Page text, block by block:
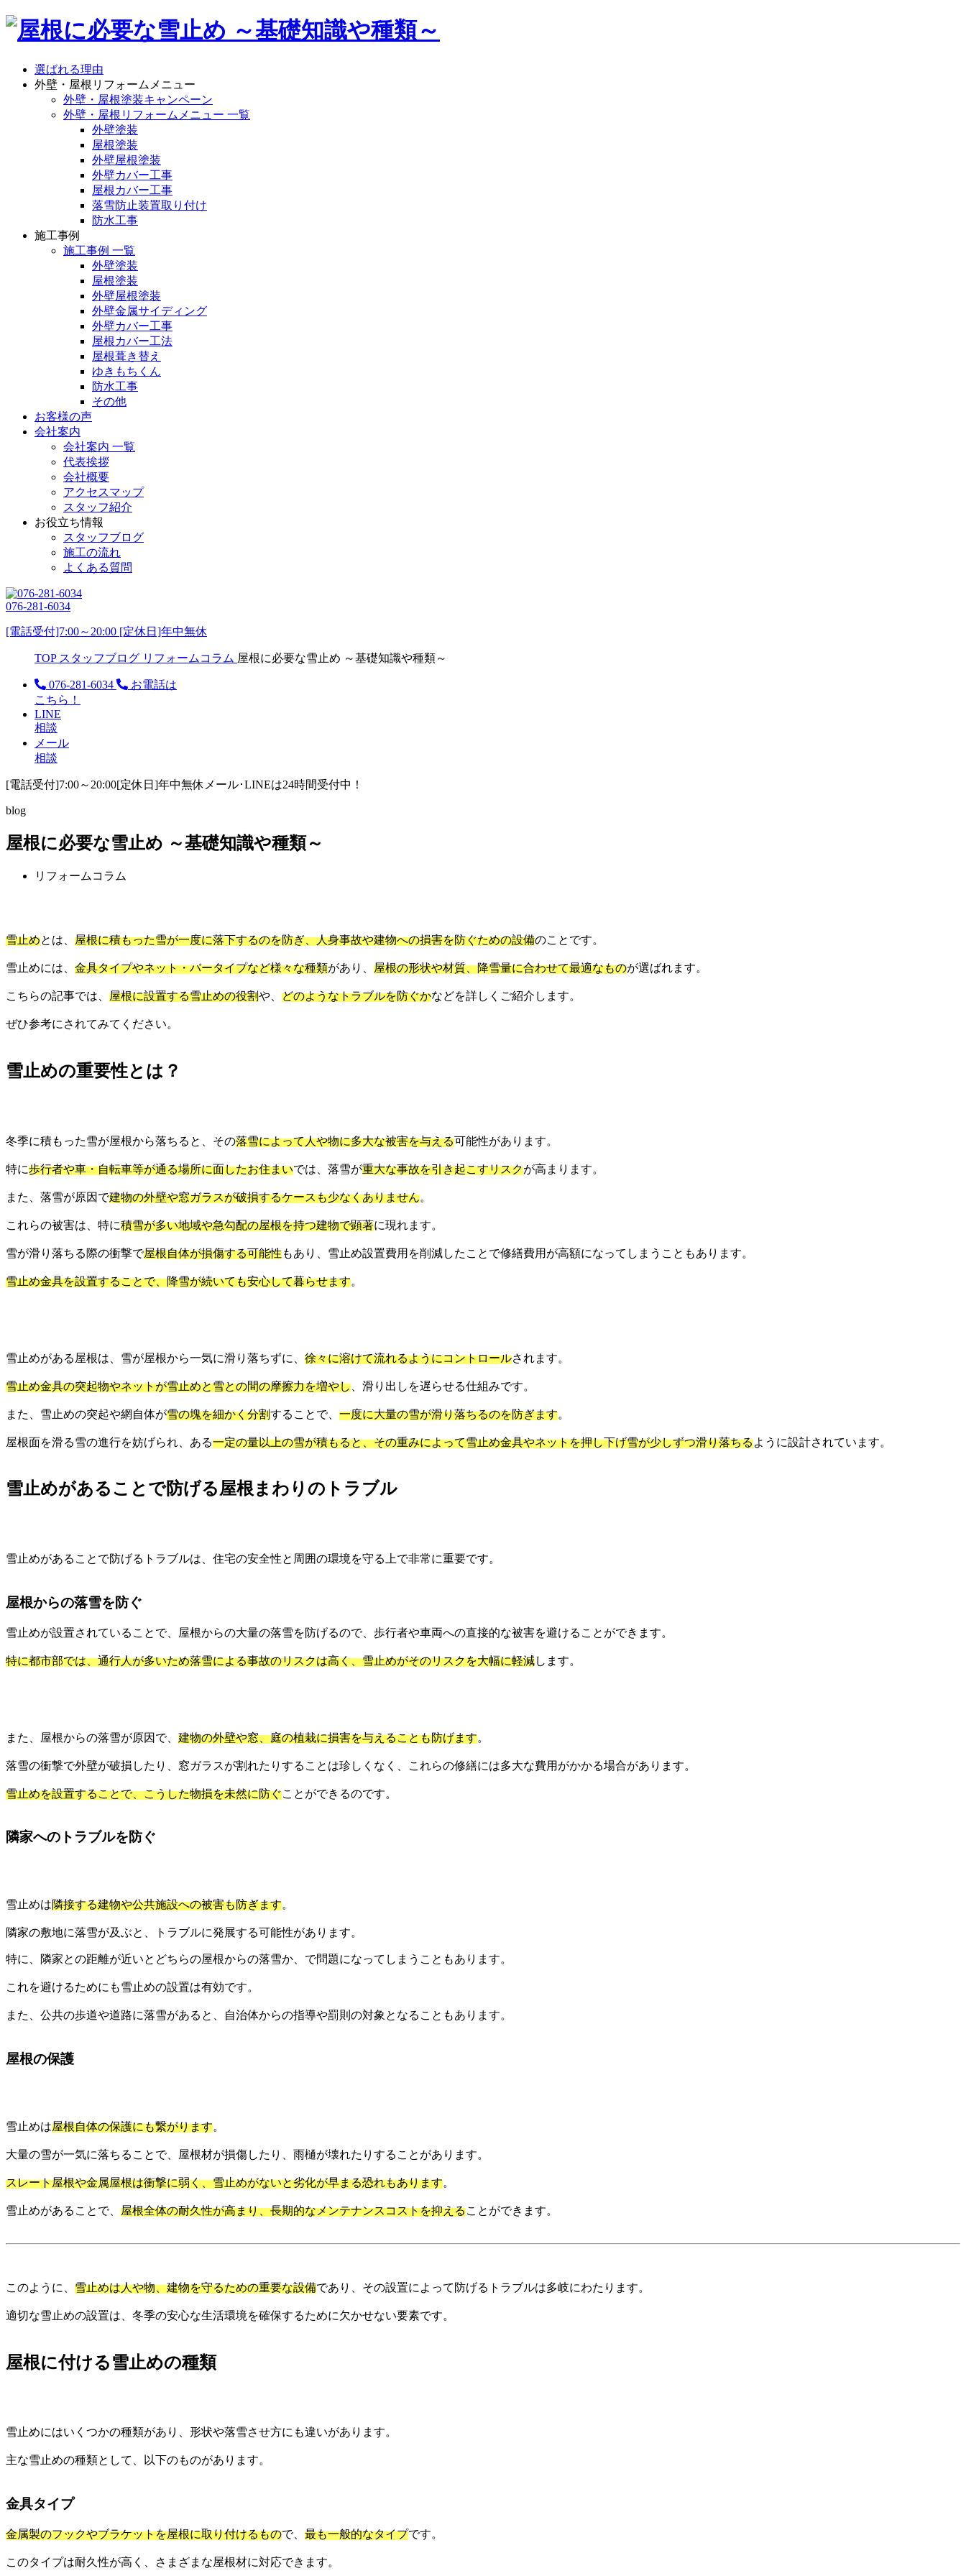
選ばれる理由
外壁・屋根リフォームメニュー
外壁・屋根塗装キャンペーン
外壁・屋根リフォームメニュー 一覧
外壁塗装
屋根塗装
外壁屋根塗装
外壁カバー工事
屋根カバー工事
落雪防止装置取り付け
防水工事
施工事例
施工事例 一覧
外壁塗装
屋根塗装
外壁屋根塗装
外壁金属サイディング
外壁カバー工事
屋根カバー工法
屋根葺き替え
ゆきもちくん
防水工事
その他
お客様の声
会社案内
会社案内 一覧
代表挨拶
会社概要
アクセスマップ
スタッフ紹介
お役立ち情報
スタッフブログ
施工の流れ
よくある質問
076-281-6034
[電話受付]7:00～20:00 [定休日]年中無休
TOP スタッフブログ リフォームコラム 屋根に必要な雪止め ～基礎知識や種類～
076-281-6034
お電話は
こちら！
LINE
相談
メール
相談
[電話受付]7:00～20:00[定休日]年中無休 メール･LINEは24時間受付中！
blog
屋根に必要な雪止め ～基礎知識や種類～
リフォームコラム
雪止めとは、 屋根に積もった雪が一度に落下するのを防ぎ、人身事故や建物への損害を防ぐための設備のことです。
雪止めには、 金具タイプやネット・バータイプなど様々な種類があり、 屋根の形状や材質、降雪量に合わせて最適なものが選ばれます。
こちらの記事では、 屋根に設置する雪止めの役割や、 どのようなトラブルを防ぐかなどを詳しくご紹介します。
ぜひ参考にされてみてください。
雪止めの重要性とは？
冬季に積もった雪が屋根から落ちると、その落雪によって人や物に多大な被害を与える可能性があります。
特に歩行者や車・自転車等が通る場所に面したお住まいでは、落雪が重大な事故を引き起こすリスクが高まります。
また、落雪が原因で建物の外壁や窓ガラスが破損するケースも少なくありません。
これらの被害は、特に積雪が多い地域や急勾配の屋根を持つ建物で顕著に現れます。
雪が滑り落ちる際の衝撃で屋根自体が損傷する可能性もあり、雪止め設置費用を削減したことで修繕費用が高額になってしまうこともあります。
雪止め金具を設置することで、降雪が続いても安心して暮らせます。
雪止めがある屋根は、雪が屋根から一気に滑り落ちずに、 徐々に溶けて流れるようにコントロールされます。
雪止め金具の突起物やネットが雪止めと雪との間の摩擦力を増やし 、滑り出しを遅らせる仕組みです。
また、雪止めの突起や網自体が雪の塊を細かく分割することで、 一度に大量の雪が滑り落ちるのを防ぎます。
屋根面を滑る雪の進行を妨げられ、ある一定の量以上の雪が積もると、その重みによって雪止め金具やネットを押し下げ雪が少しずつ滑り落ちるように設計されています。
雪止めがあることで防げる屋根まわりのトラブル
雪止めがあることで防げるトラブルは、住宅の安全性と周囲の環境を守る上で非常に重要です。
屋根からの落雪を防ぐ
雪止めが設置されていることで、屋根からの大量の落雪を防げるので、歩行者や車両への直接的な被害を避けることができます。
特に都市部では、通行人が多いため落雪による事故のリスクは高く、雪止めがそのリスクを大幅に軽減します。
また、屋根からの落雪が原因で、 建物の外壁や窓、庭の植栽に損害を与えることも防げます。
落雪の衝撃で外壁が破損したり、窓ガラスが割れたりすることは珍しくなく、これらの修繕には多大な費用がかかる場合があります。
雪止めを設置することで、こうした物損を未然に防ぐことができるのです。
隣家へのトラブルを防ぐ
雪止めは隣接する建物や公共施設への被害も防ぎます。
隣家の敷地に落雪が及ぶと、トラブルに発展する可能性があります。
特に、隣家との距離が近いとどちらの屋根からの落雪か、で問題になってしまうこともあります。
これを避けるためにも雪止めの設置は有効です。
また、公共の歩道や道路に落雪があると、自治体からの指導や罰則の対象となることもあります。
屋根の保護
雪止めは屋根自体の保護にも繋がります。
大量の雪が一気に落ちることで、屋根材が損傷したり、雨樋が壊れたりすることがあります。
スレート屋根や金属屋根は衝撃に弱く、雪止めがないと劣化が早まる恐れもあります。
雪止めがあることで、 屋根全体の耐久性が高まり、長期的なメンテナンスコストを抑えることができます。
このように、 雪止めは人や物、建物を守るための重要な設備であり、その設置によって防げるトラブルは多岐にわたります。
適切な雪止めの設置は、冬季の安心な生活環境を確保するために欠かせない要素です。
屋根に付ける雪止めの種類
雪止めにはいくつかの種類があり、形状や落雪させ方にも違いがあります。
主な雪止めの種類として、以下のものがあります。
金具タイプ
金属製のフックやブラケットを屋根に取り付けるもので、 最も一般的なタイプです。
このタイプは耐久性が高く、さまざまな屋根材に対応できます。